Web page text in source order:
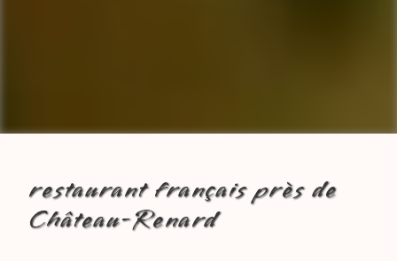
restaurant français près de
Château-Renard